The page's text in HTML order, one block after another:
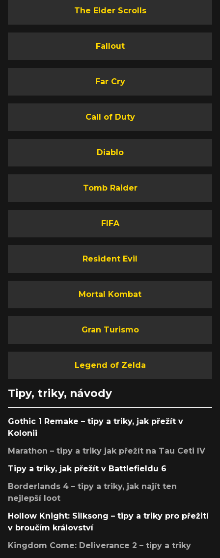
The Elder Scrolls
Fallout
Far Cry
Call of Duty
Diablo
Tomb Raider
FIFA
Resident Evil
Mortal Kombat
Gran Turismo
Legend of Zelda
Tipy, triky, návody
Gothic 1 Remake – tipy a triky, jak přežít v
Kolonii
Marathon – tipy a triky jak přežít na Tau Ceti IV
Tipy a triky, jak přežít v Battlefieldu 6
Borderlands 4 – tipy a triky, jak najít ten
nejlepší loot
Hollow Knight: Silksong – tipy a triky pro přežití
v broučím království
Kingdom Come: Deliverance 2 – tipy a triky